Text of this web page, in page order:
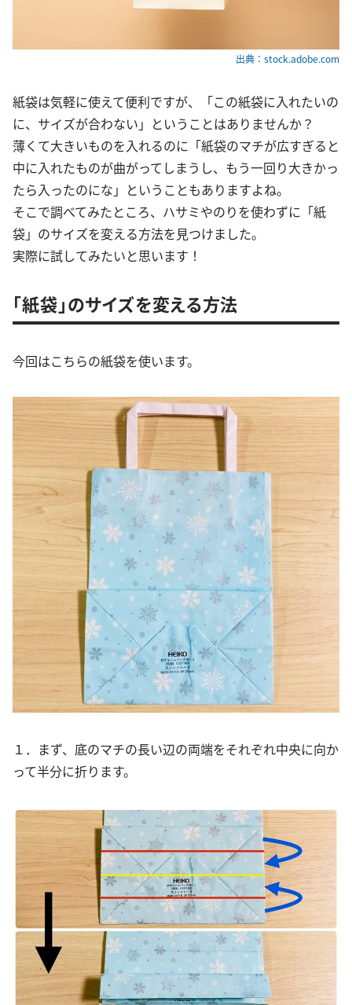
出典：stock.adobe.com
紙袋は気軽に使えて便利ですが、「この紙袋に入れたいの
に、サイズが合わない」ということはありませんか？
薄くて大きいものを入れるのに「紙袋のマチが広すぎると
中に入れたものが曲がってしまうし、もう一回り大きかっ
たら入ったのにな」ということもありますよね。
そこで調べてみたところ、ハサミやのりを使わずに「紙
袋」のサイズを変える方法を見つけました。
実際に試してみたいと思います！
「紙袋」のサイズを変える方法
今回はこちらの紙袋を使います。
１．まず、底のマチの長い辺の両端をそれぞれ中央に向か
って半分に折ります。